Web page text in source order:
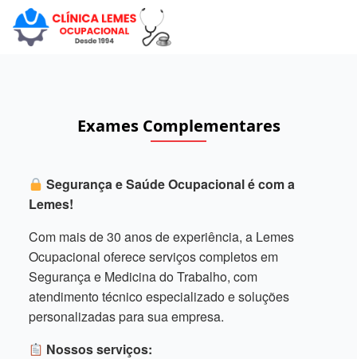
Exames Complementares
Segurança e Saúde Ocupacional é com a
Lemes!
Com mais de 30 anos de experiência, a Lemes
Ocupacional oferece serviços completos em
Segurança e Medicina do Trabalho, com
atendimento técnico especializado e soluções
personalizadas para sua empresa.
Nossos serviços: